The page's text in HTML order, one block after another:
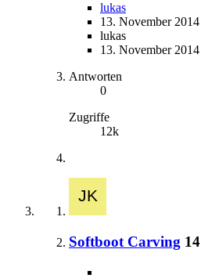
lukas
13. November 2014
lukas
13. November 2014
Antworten
0
Zugriffe
12k
Softboot Carving 14